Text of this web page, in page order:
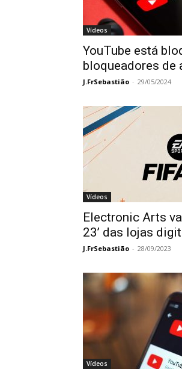
Vídeos
YouTube está
bloqueadores de
J.FrSebastião - 29/05/2024
Vídeos
Electronic Arts
23’ das lojas
J.FrSebastião - 28/09/2023
Vídeos